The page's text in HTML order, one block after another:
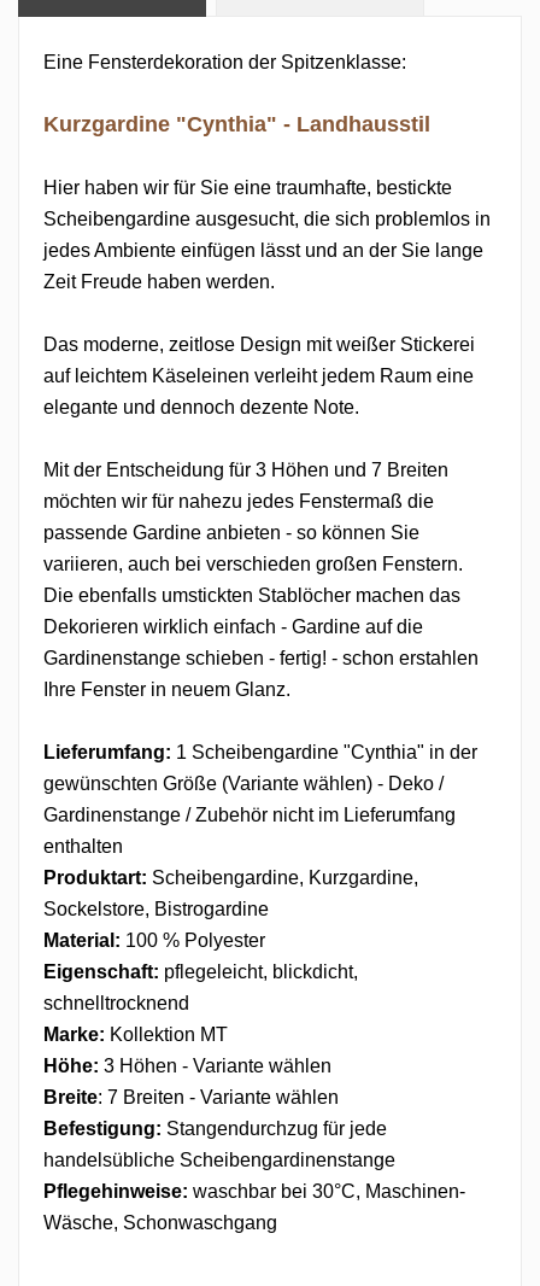
Eine Fensterdekoration der Spitzenklasse:
Kurzgardine "Cynthia" - Landhausstil
Hier haben wir für Sie eine traumhafte, bestickte
Scheibengardine ausgesucht, die sich problemlos in
jedes Ambiente einfügen lässt und an der Sie lange
Zeit Freude haben werden.
Das moderne, zeitlose Design mit weißer Stickerei
auf leichtem Käseleinen verleiht jedem Raum eine
elegante und dennoch dezente Note.
Mit der Entscheidung für 3 Höhen und 7 Breiten
möchten wir für nahezu jedes Fenstermaß die
passende Gardine anbieten - so können Sie
variieren, auch bei verschieden großen Fenstern.
Die ebenfalls umstickten Stablöcher machen das
Dekorieren wirklich einfach - Gardine auf die
Gardinenstange schieben - fertig! - schon erstahlen
Ihre Fenster in neuem Glanz.
Lieferumfang: 1 Scheibengardine "Cynthia" in der
gewünschten Größe (Variante wählen) - Deko /
Gardinenstange / Zubehör nicht im Lieferumfang
enthalten
Produktart: Scheibengardine, Kurzgardine,
Sockelstore, Bistrogardine
Material: 100 % Polyester
Eigenschaft: pflegeleicht, blickdicht,
schnelltrocknend
Marke: Kollektion MT
Höhe: 3 Höhen - Variante wählen
Breite: 7 Breiten - Variante wählen
Befestigung: Stangendurchzug für jede
handelsübliche Scheibengardinenstange
Pflegehinweise: waschbar bei 30°C, Maschinen-
Wäsche, Schonwaschgang